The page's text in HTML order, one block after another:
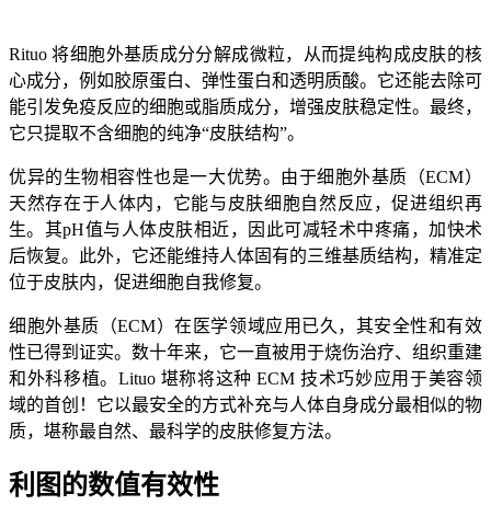
Rituo 将细胞外基质成分分解成微粒，从而提纯构成皮肤的核
心成分，例如胶原蛋白、弹性蛋白和透明质酸。它还能去除可
能引发免疫反应的细胞或脂质成分，增强皮肤稳定性。最终，
它只提取不含细胞的纯净“皮肤结构”。
优异的生物相容性也是一大优势。由于细胞外基质（ECM）
天然存在于人体内，它能与皮肤细胞自然反应，促进组织再
生。其pH值与人体皮肤相近，因此可减轻术中疼痛，加快术
后恢复。此外，它还能维持人体固有的三维基质结构，精准定
位于皮肤内，促进细胞自我修复。
细胞外基质（ECM）在医学领域应用已久，其安全性和有效
性已得到证实。数十年来，它一直被用于烧伤治疗、组织重建
和外科移植。Lituo 堪称将这种 ECM 技术巧妙应用于美容领
域的首创！它以最安全的方式补充与人体自身成分最相似的物
质，堪称最自然、最科学的皮肤修复方法。
利图的数值有效性